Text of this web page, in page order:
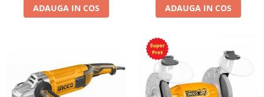
ADAUGA IN COS ADAUGA IN COS